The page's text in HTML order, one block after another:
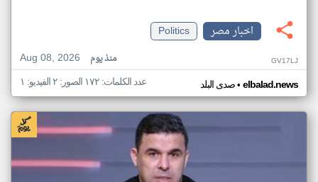
اخبار مصر
Politics
Aug 08, 2026
منذ يوم GV17LJ
صدى البلد• elbalad.news عدد الكلمات: ١٧٢ الصور: ٢ الفيديو: ١